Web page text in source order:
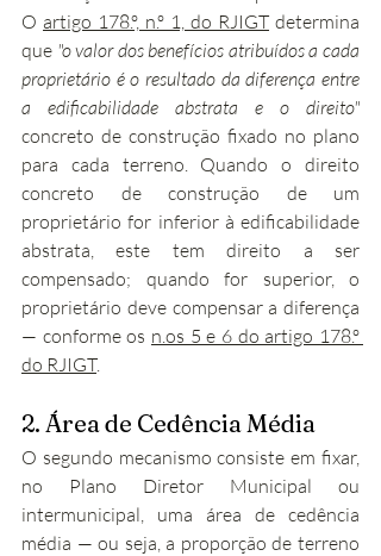
O artigo 178.º, n.º 1, do RJIGT determina
que "o valor dos benefícios atribuídos a cada
proprietário é o resultado da diferença entre
a edificabilidade abstrata e o direito"
concreto de construção fixado no plano
para cada terreno. Quando o direito
concreto de construção de um
proprietário for inferior à edificabilidade
abstrata, este tem direito a ser
compensado; quando for superior, o
proprietário deve compensar a diferença
— conforme os n.os 5 e 6 do artigo 178.º
do RJIGT.
2. Área de Cedência Média
O segundo mecanismo consiste em fixar,
no Plano Diretor Municipal ou
intermunicipal, uma área de cedência
média — ou seja, a proporção de terreno